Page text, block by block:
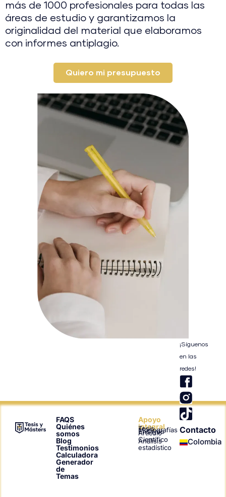
más de 1000 profesionales para todas las
áreas de estudio y garantizamos la
originalidad del material que elaboramos
con informes antiplagio.
Quiero mi presupuesto
FAQS
Quiénes
somos
Blog
Testimonios
Calculadora
Generador
de
Temas
Apoyo
integral
Tesis
Monografías
Ensayos
Artículo
Científico
Análisis
estadístico
¡Síguenos
en las
redes!
T
i
k
t
o
k
Contacto
Colombia